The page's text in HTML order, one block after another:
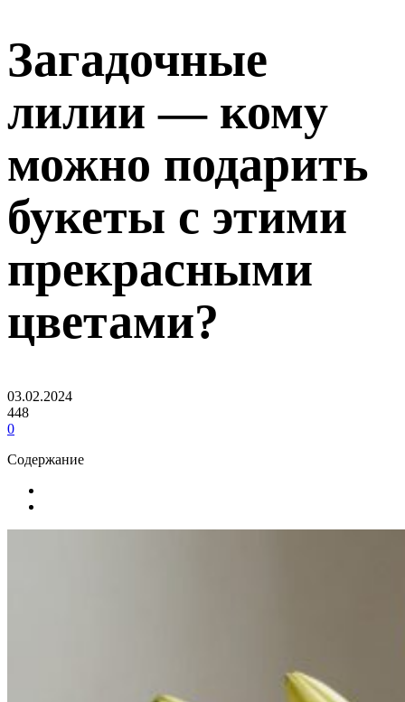
Загадочные
лилии — кому
можно подарить
букеты с этими
прекрасными
цветами?
03.02.2024
448
0
Содержание